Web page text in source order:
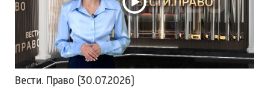
Вести. Право (30.07.2026)